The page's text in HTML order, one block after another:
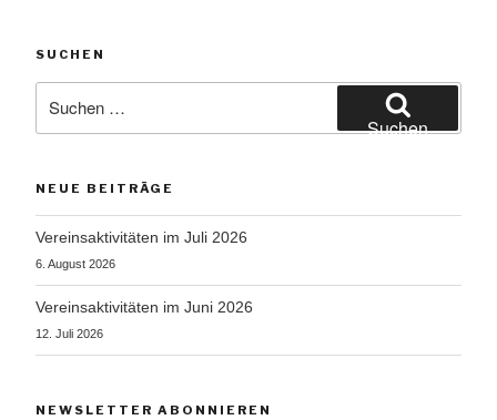
SUCHEN
nach:
Suchen
NEUE BEITRÄGE
Vereinsaktivitäten im Juli 2026
6. August 2026
Vereinsaktivitäten im Juni 2026
12. Juli 2026
NEWSLETTER ABONNIEREN